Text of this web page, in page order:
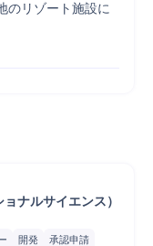
のリゾート施設に
ナルサイエンス）
開発
承認申請